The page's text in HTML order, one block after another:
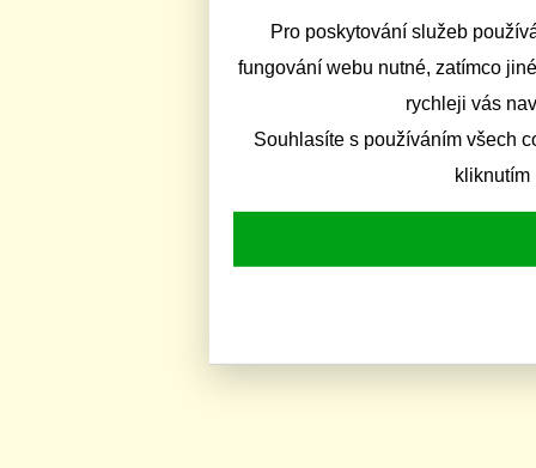
Pro poskytování služeb
fungování webu nutné, zatímco
rychleji vás
Souhlasíte s používáním všech
kliknutím